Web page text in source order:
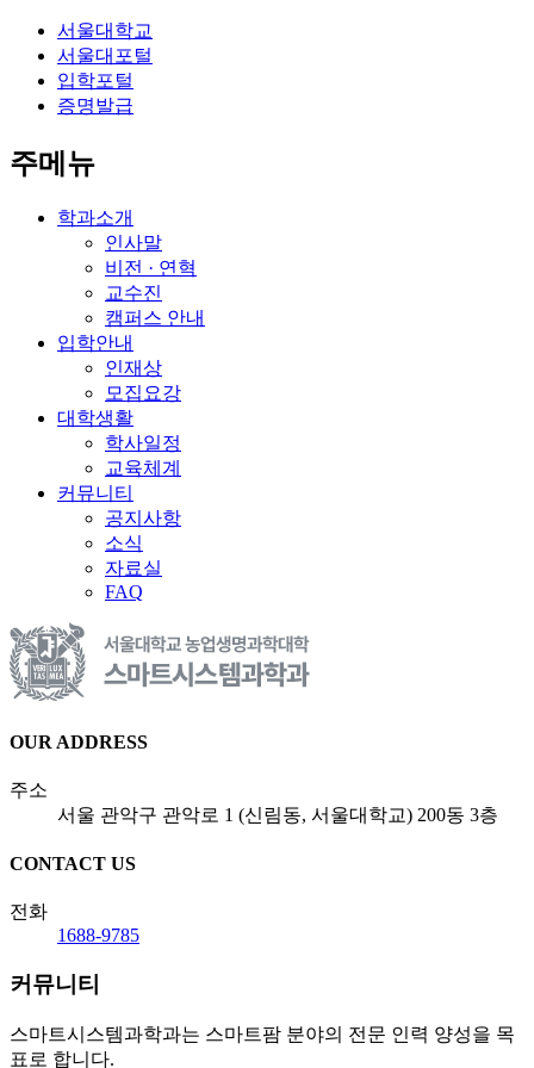
서울대학교
서울대포털
입학포털
증명발급
주메뉴
학과소개
인사말
비전 · 연혁
교수진
캠퍼스 안내
입학안내
인재상
모집요강
대학생활
학사일정
교육체계
커뮤니티
공지사항
소식
자료실
FAQ
OUR ADDRESS
주소
서울 관악구 관악로 1 (신림동, 서울대학교) 200동 3층
CONTACT US
전화
1688-9785
커뮤니티
스마트시스템과학과는 스마트팜 분야의 전문 인력 양성을 목
표로 합니다.